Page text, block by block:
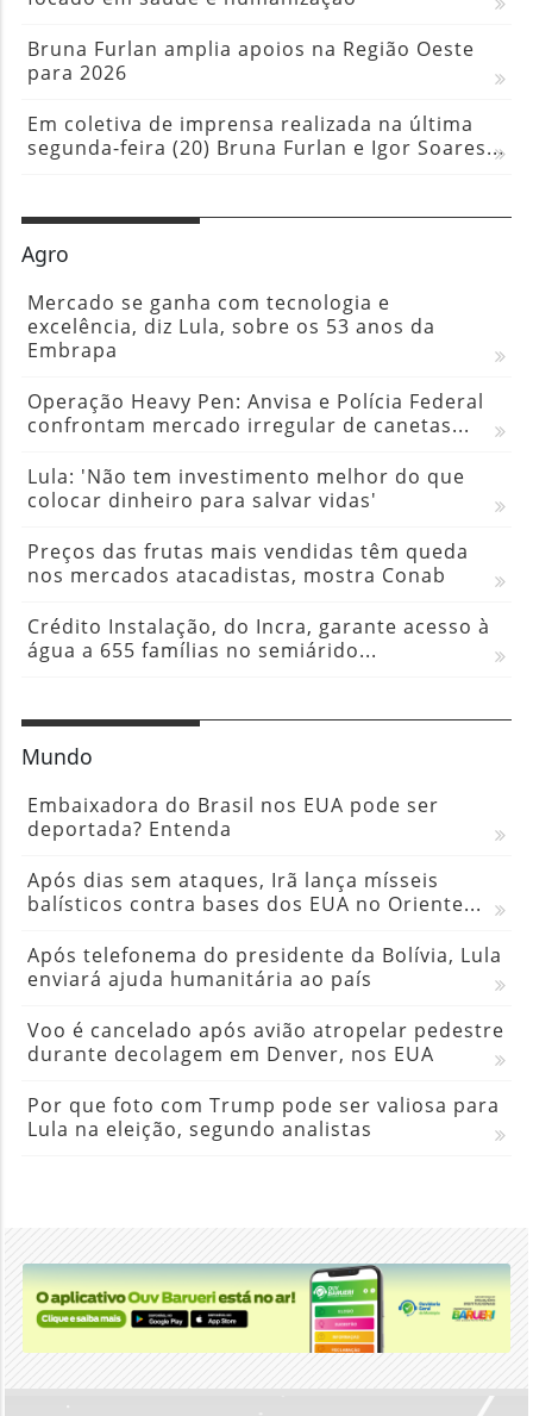
Bruna Furlan amplia apoios na Região Oeste
para 2026
Em coletiva de imprensa realizada na última
segunda-feira (20) Bruna Furlan e Igor Soares...
Agro
Mercado se ganha com tecnologia e
excelência, diz Lula, sobre os 53 anos da
Embrapa
Operação Heavy Pen: Anvisa e Polícia Federal
confrontam mercado irregular de canetas...
Lula: 'Não tem investimento melhor do que
colocar dinheiro para salvar vidas'
Preços das frutas mais vendidas têm queda
nos mercados atacadistas, mostra Conab
Crédito Instalação, do Incra, garante acesso à
água a 655 famílias no semiárido...
Mundo
Embaixadora do Brasil nos EUA pode ser
deportada? Entenda
Após dias sem ataques, Irã lança mísseis
balísticos contra bases dos EUA no Oriente...
Após telefonema do presidente da Bolívia, Lula
enviará ajuda humanitária ao país
Voo é cancelado após avião atropelar pedestre
durante decolagem em Denver, nos EUA
Por que foto com Trump pode ser valiosa para
Lula na eleição, segundo analistas